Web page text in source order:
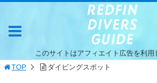
このサイトはアフィエイト広告を利用
TOP
ダイビングスポット